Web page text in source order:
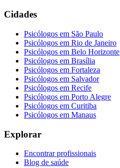
Cidades
Psicólogos em São Paulo
Psicólogos em Rio de Janeiro
Psicólogos em Belo Horizonte
Psicólogos em Brasília
Psicólogos em Fortaleza
Psicólogos em Salvador
Psicólogos em Recife
Psicólogos em Porto Alegre
Psicólogos em Curitiba
Psicólogos em Manaus
Explorar
Encontrar profissionais
Blog de saúde